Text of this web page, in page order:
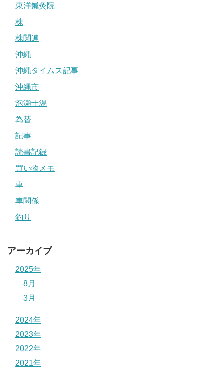
東洋鍼灸院
株
株関連
沖縄
沖縄タイムス記事
沖縄市
泡瀬干潟
為替
記事
読書記録
買い物メモ
車
車関係
釣り
アーカイブ
2025年
8月
3月
2024年
2023年
2022年
2021年